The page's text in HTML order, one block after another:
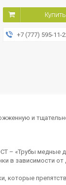
Купить
+7 (777) 595-11-
и
– «Трубы
в зависимости
которые